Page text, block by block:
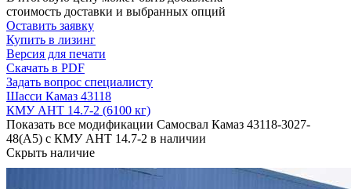
стоимость доставки и выбранных опций
Оставить заявку
Купить в лизинг
Версия для печати
Скачать в PDF
Задать вопрос специалисту
Шасси Камаз 43118
КМУ АНТ 14.7-2 (6100 кг)
Показать все модификации Самосвал Камаз 43118-3027-
48(А5) с КМУ АНТ 14.7-2 в наличии
Скрыть наличие